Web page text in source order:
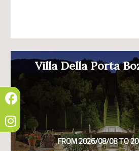
Villa Della Porta
FROM 2026/08/08 TO